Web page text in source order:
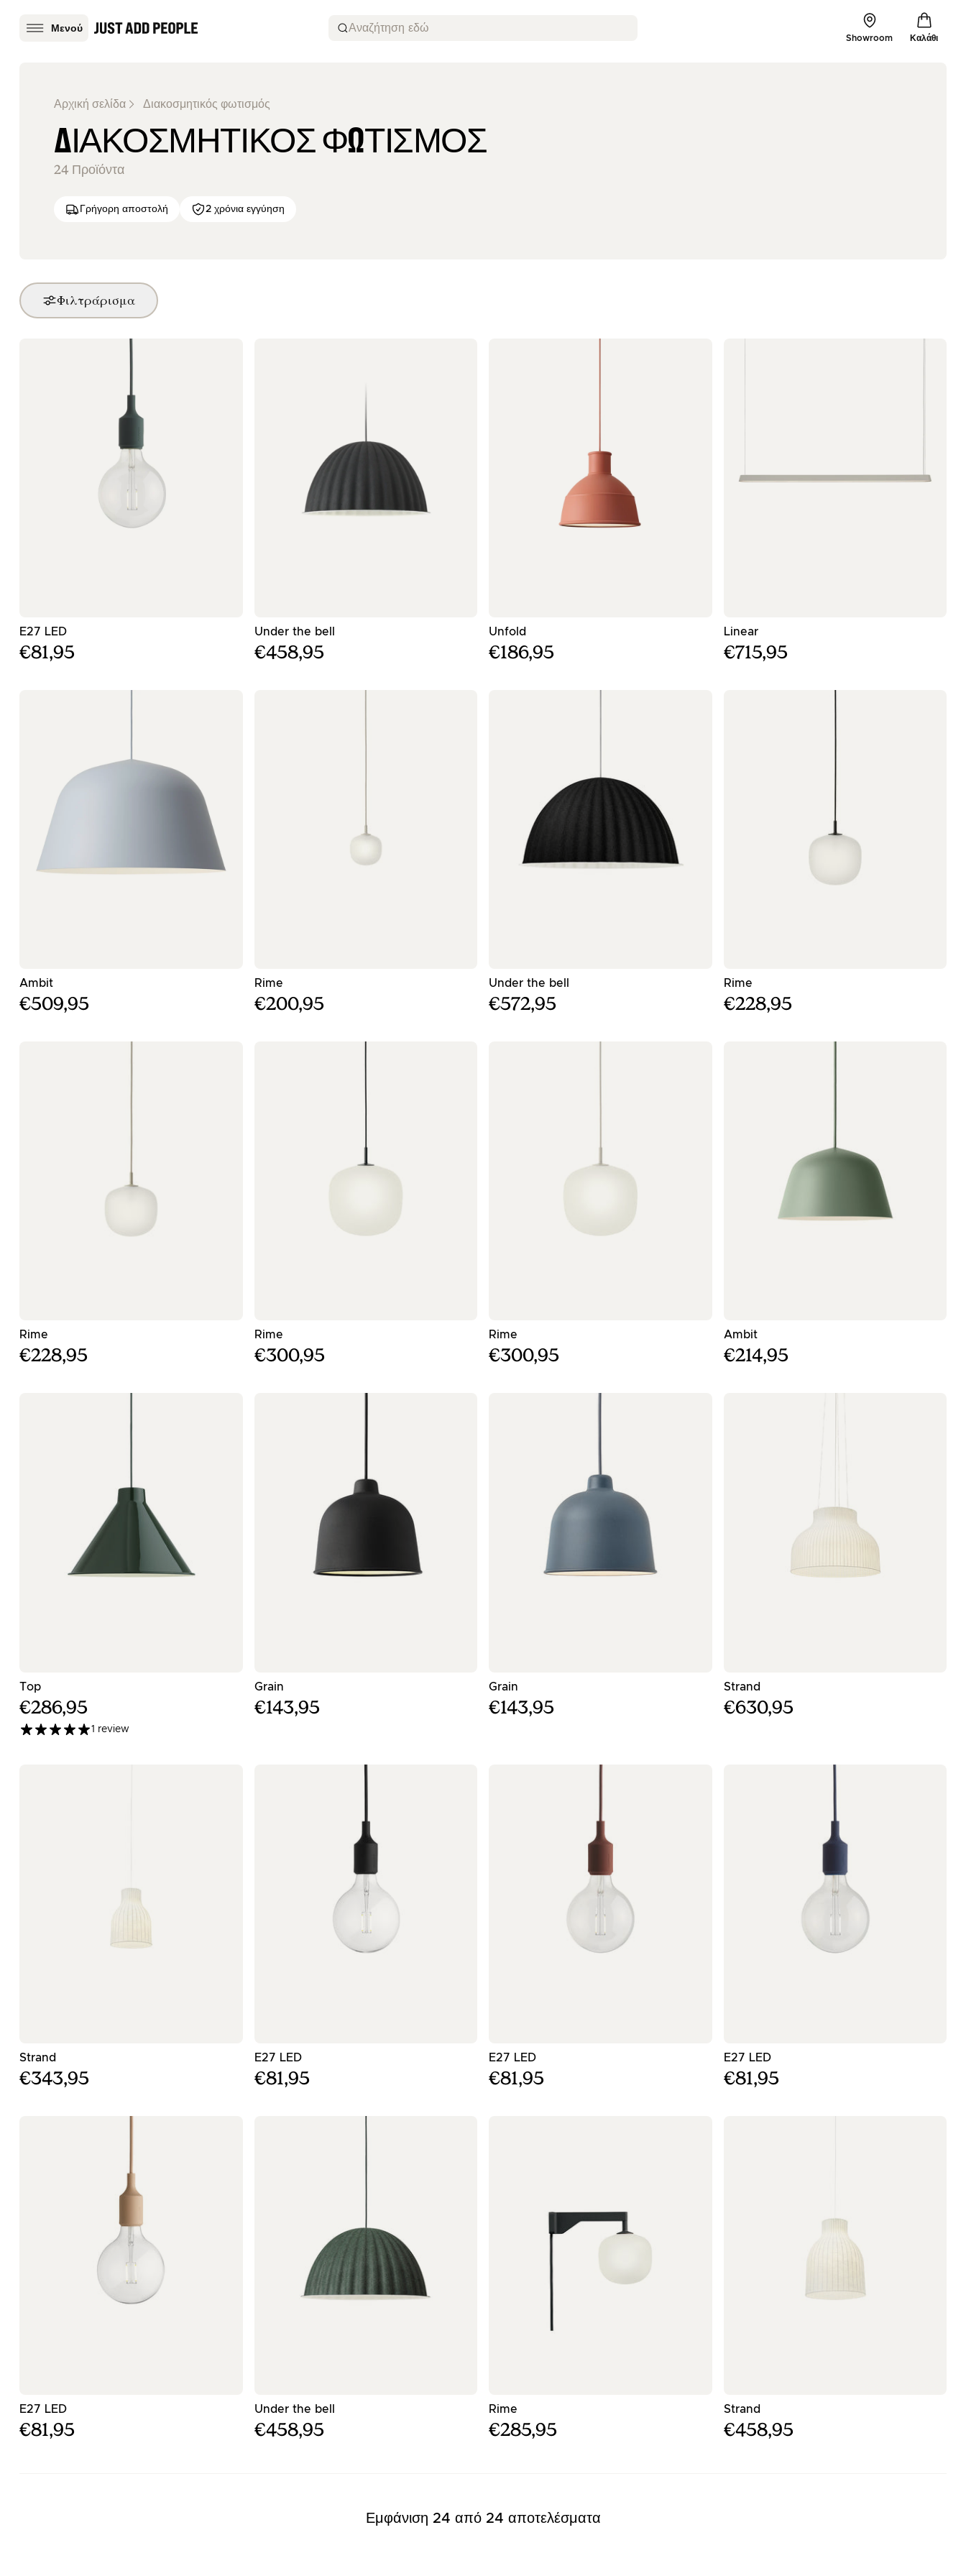
Μενού Αναζήτηση εδώ
Showroom Καλάθι
Αρχική σελίδα Διακοσμητικός φωτισμός
ΔΙΑΚΟΣΜΗΤΙΚΌΣ ΦΩΤΙΣΜΌΣ
24 Προϊόντα
Γρήγορη αποστολή 2 χρόνια εγγύηση
Φιλτράρισμα
E27 LED- Σκούρος πράσινος φωτιστικός οροφής
€81,95
Under the bell - Μαύρο κρεμαστό φωτιστικό ø55
€458,95
Unfold
€186,95
Linear- Γκρι φωτιστικό οροφής
€715,95
Ambit- Μπλε κρεμαστό φωτιστικό - ø55
€509,95
Rime- Γκρι κρεμαστό φωτιστικό - ø12
€200,95
Under the bell - Μαύρος κρεμαστός φωτισμός ø82
€572,95
Rime- Μαύρος κρεμαστός φωτισμός - ø18
€228,95
Rime
€228,95
Rime- Μαύρος κρεμαστός φωτισμός - ø25
€300,95
Rime
€300,95
Ambit- Πράσινος κρεμαστός φωτισμός - ø25
€214,95
Top- Πράσινος κρεμαστός φωτισμός
€286,95
1 review
Grain- Μαύρος γκρι κρεμαστός φωτισμός
€143,95
Grain
€143,95
Strand- Λευκός κρεμαστός φωτισμός - ø60εκ
€630,95
Strand
€343,95
E27 LED- Μαύρο φωτιστικό οροφής
€81,95
E27 LED- Σκούρο κόκκινο φωτιστικό οροφής
€81,95
E27 LED- Σκούρο μπλε φωτιστικό οροφής
€81,95
E27 LED- Μπεζ φωτιστικό οροφής
€81,95
Under the bell - Σκούρος πράσινος κρεμαστός φωτισμός
€458,95
Rime
€285,95
Strand
€458,95
Εμφάνιση 24 από 24 αποτελέσματα